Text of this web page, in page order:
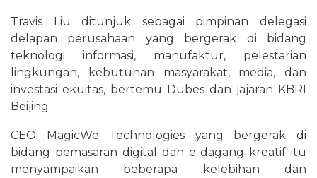
Travis Liu ditunjuk sebagai pimpinan delegasi
delapan perusahaan yang bergerak di bidang
teknologi informasi, manufaktur, pelestarian
lingkungan, kebutuhan masyarakat, media, dan
investasi ekuitas, bertemu Dubes dan jajaran KBRI
Beijing.
CEO MagicWe Technologies yang bergerak di
bidang pemasaran digital dan e-dagang kreatif itu
menyampaikan beberapa kelebihan dan